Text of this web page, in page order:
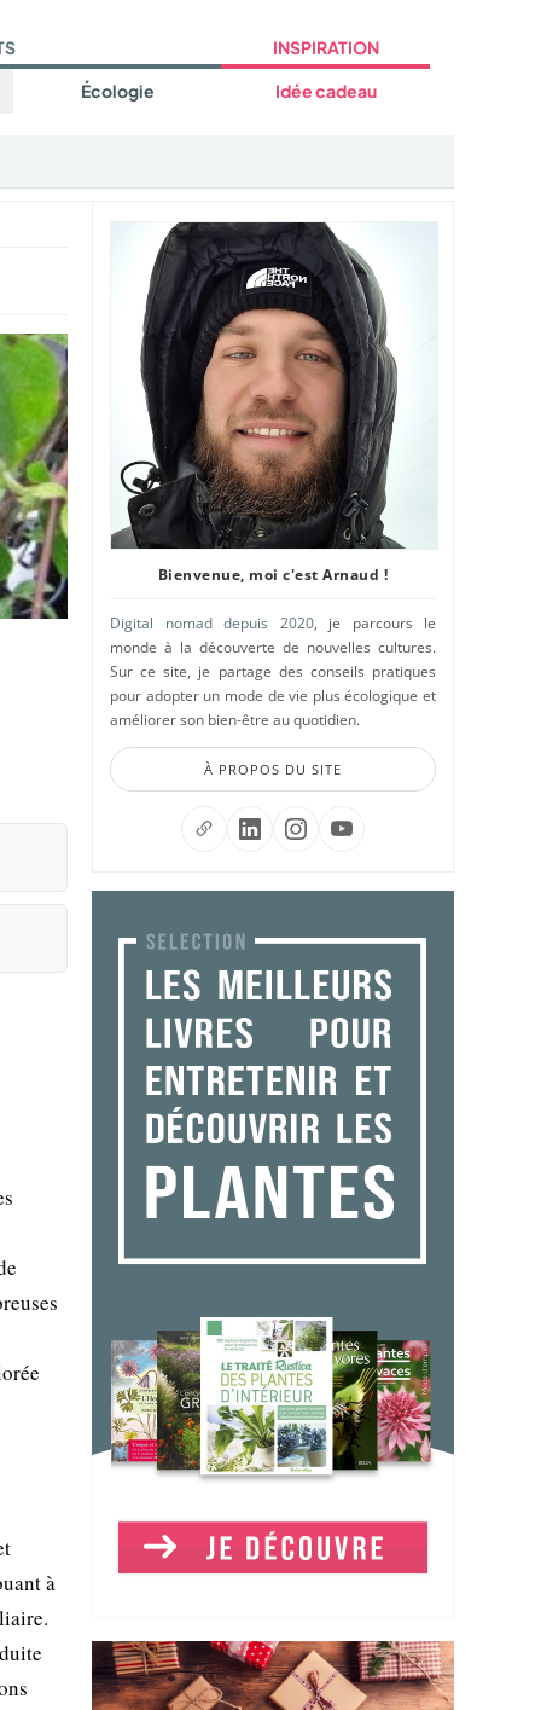
Écologie
INSPIRATION
Idée cadeau
à
Bienvenue, moi c'est Arnaud !
Digital nomad depuis 2020, je parcours le
monde à la découverte de nouvelles cultures.
Sur ce site, je partage des conseils pratiques
pour adopter un mode de vie plus écologique et
améliorer son bien-être au quotidien.
À PROPOS DU SITE